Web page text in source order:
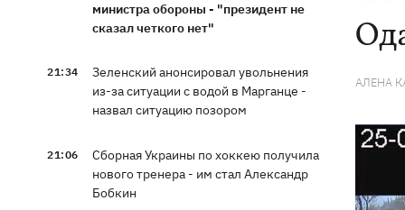
министра обороны - "президент не
сказал четкого нет"
21:34
Зеленский анонсировал увольнения
из-за ситуации с водой в Марганце -
назвал ситуацию позором
21:06
Сборная Украины по хоккею получила
нового тренера - им стал Александр
Бобкин
АЛЕНА